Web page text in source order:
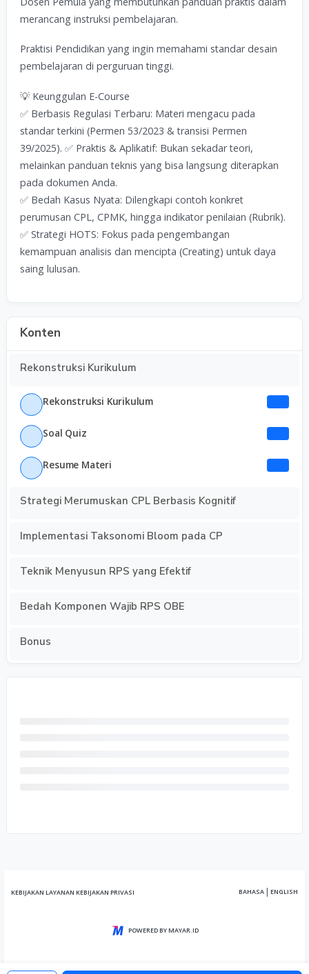
merancang instruksi pembelajaran.
Praktisi Pendidikan yang ingin memahami standar desain
pembelajaran di perguruan tinggi.
💡 Keunggulan E-Course
✅ Berbasis Regulasi Terbaru: Materi mengacu pada
standar terkini (Permen 53/2023 & transisi Permen
39/2025). ✅ Praktis & Aplikatif: Bukan sekadar teori,
melainkan panduan teknis yang bisa langsung diterapkan
pada dokumen Anda.
✅ Bedah Kasus Nyata: Dilengkapi contoh konkret
perumusan CPL, CPMK, hingga indikator penilaian (Rubrik).
✅ Strategi HOTS: Fokus pada pengembangan
kemampuan analisis dan mencipta (Creating) untuk daya
saing lulusan.
Konten
Rekonstruksi Kurikulum
Rekonstruksi Kurikulum
Soal Quiz
Resume Materi
Strategi Merumuskan CPL Berbasis Kognitif
Implementasi Taksonomi Bloom pada CP
Teknik Menyusun RPS yang Efektif
Bedah Komponen Wajib RPS OBE
Bonus
KEBIJAKAN LAYANAN KEBIJAKAN PRIVASI BAHASA | ENGLISH
POWERED BY MAYAR.ID